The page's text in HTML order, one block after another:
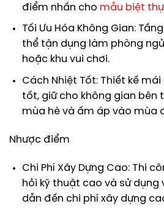
điểm nhấn cho mẫu biệt thự
Tối Ưu Hóa Không Gian:
thể tận dụng làm phòng
hoặc khu vui chơi.
Cách Nhiệt Tốt: Thiết kế
tốt, giữ cho không gian bên
mùa hè và ấm áp vào mùa
Nhược điểm
Chi Phí Xây Dựng Cao: Thi
hỏi kỹ thuật cao và sử dụng
dẫn đến chi phí xây dựng